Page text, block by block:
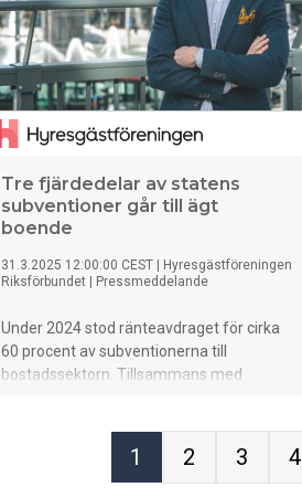
ökning med 7 procent jämfört med
samma period 2024.
Tre fjärdedelar av statens
subventioner går till ägt
boende
31.3.2025 12:00:00 CEST
Hyresgästföreningen
Riksförbundet
Pressmeddelande
Under 2024 stod ränteavdraget för cirka
60 procent av subventionerna till
bostadssektorn. Tillsammans med
bostadspolitik fördjupar orättvisorna
1 2 3 4